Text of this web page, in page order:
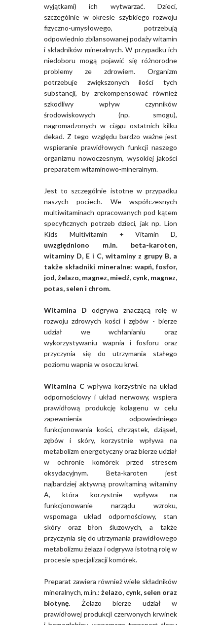
wyjątkami) ich wytwarzać. Dzieci,
szczególnie w okresie szybkiego rozwoju
fizyczno-umysłowego, potrzebują
odpowiednio zbilansowanej podaży witamin
i składników mineralnych. W przypadku ich
niedoboru mogą pojawić się różnorodne
problemy ze zdrowiem. Organizm
potrzebuje zwiększonych ilości tych
substancji, by zrekompensować również
szkodliwy wpływ czynników
środowiskowych (np. smogu),
nagromadzonych w ciągu ostatnich kilku
dekad. Z tego względu bardzo ważne jest
wspieranie prawidłowych funkcji naszego
organizmu nowoczesnym, wysokiej jakości
preparatem witaminowo-mineralnym.
Jest to szczególnie istotne w przypadku
naszych pociech. We współczesnych
multiwitaminach opracowanych pod kątem
specyficznych potrzeb dzieci, jak np. Lion
Kids Multivitamin + Vitamin D,
uwzględniono m.in. beta-karoten,
witaminy D, E i C, witaminy z grupy B, a
także składniki mineralne: wapń, fosfor,
jod, żelazo, magnez, miedź, cynk, magnez,
potas, selen i chrom.
Witamina D odgrywa znaczącą rolę w
rozwoju zdrowych kości i zębów - bierze
udział we wchłanianiu oraz
wykorzystywaniu wapnia i fosforu oraz
przyczynia się do utrzymania stałego
poziomu wapnia w osoczu krwi.
Witamina C wpływa korzystnie na układ
odpornościowy i układ nerwowy, wspiera
prawidłową produkcję kolagenu w celu
zapewnienia odpowiedniego
funkcjonowania kości, chrząstek, dziąseł,
zębów i skóry, korzystnie wpływa na
metabolizm energetyczny oraz bierze udział
w ochronie komórek przed stresem
oksydacyjnym. Beta-karoten jest
najbardziej aktywną prowitaminą witaminy
A, która korzystnie wpływa na
funkcjonowanie narządu wzroku,
wspomaga układ odpornościowy, stan
skóry oraz błon śluzowych, a także
przyczynia się do utrzymania prawidłowego
metabolizmu żelaza i odgrywa istotną rolę w
procesie specjalizacji komórek.
Preparat zawiera również wiele składników
mineralnych, m.in.:żelazo, cynk, selen oraz
biotynę. Żelazo bierze udział w
prawidłowej produkcji czerwonych krwinek